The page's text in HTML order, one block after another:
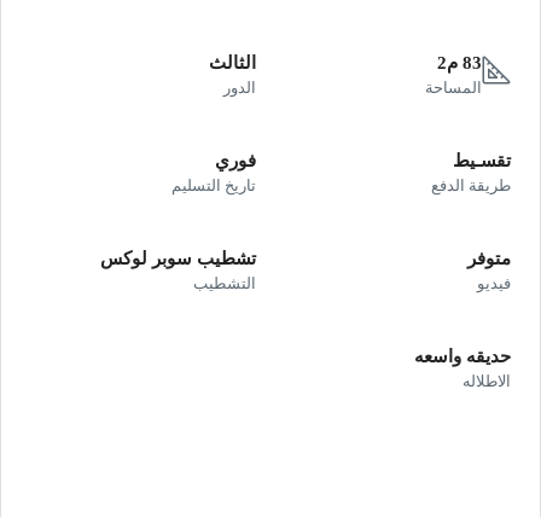
83 م2
المساحة
الثالث
الدور
تقسـيط
طريقة الدفع
فوري
تاريخ التسليم
متوفر
فيديو
تشطيب سوبر لوكس
التشطيب
حديقه واسعه
الاطلاله